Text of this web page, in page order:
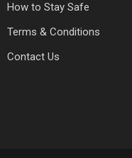
How to Stay Safe
Terms & Conditions
Contact Us